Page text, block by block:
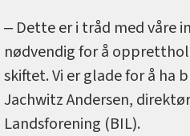
‒ Dette er i tråd med våre
nødvendig for å
skiftet. Vi er glade for å
Jachwitz Andersen,
Landsforening (BIL).